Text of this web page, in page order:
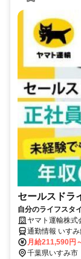
セールスドラ
自分のライフスタ
は収入も休日も充
ヤマト運輸株式
通勤情報 いす
月給211,590円
千葉県いすみ市